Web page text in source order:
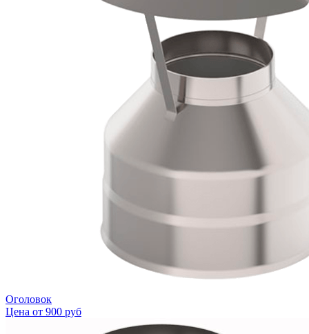
Оголовок
Цена от 900 руб